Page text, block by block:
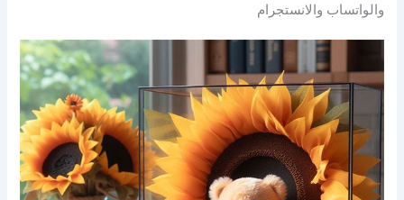
والواتساب والانستجرام